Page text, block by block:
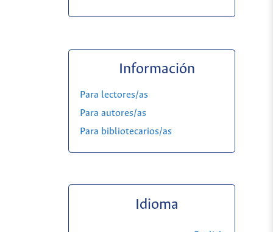
Información
Para lectores/as
Para autores/as
Para bibliotecarios/as
Idioma